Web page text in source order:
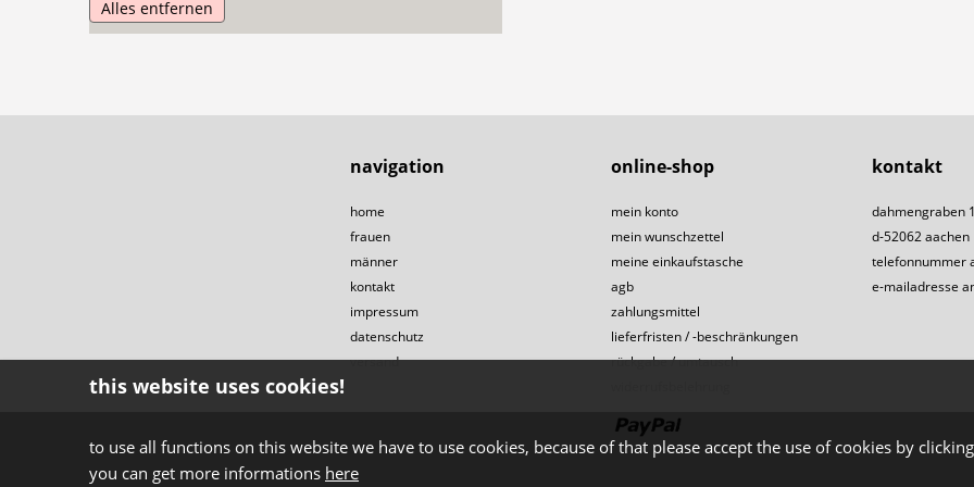
Alles entfernen
navigation
home
frauen
männer
kontakt
impressum
datenschutz
versand
online-shop
mein konto
mein wunschzettel
meine einkaufstasche
agb
zahlungsmittel
lieferfristen / -beschränkungen
rückgabe / umtausch
kontakt
dahmengraben 1
d-52062 aachen
telefonnummer
e-mailadresse
this website uses cookies!
to use all functions on this website we have to use cookies, because of that please accept the use of cookies by
you can get more informations here